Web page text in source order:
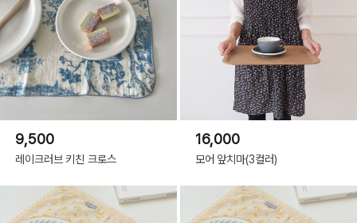
9,500
레이크러브 키친 크로스
16,000
모어 앞치마(3컬러)